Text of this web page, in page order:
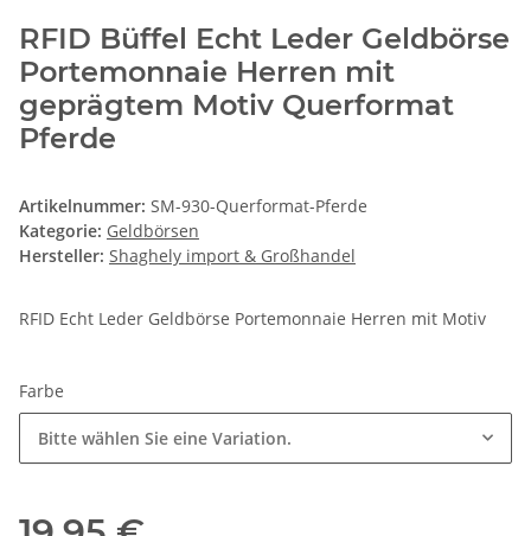
RFID Büffel Echt Leder Geldbörse
Portemonnaie Herren mit
geprägtem Motiv Querformat
Pferde
Artikelnummer: SM-930-Querformat-Pferde
Kategorie: Geldbörsen
Hersteller: Shaghely import & Großhandel
RFID Echt Leder Geldbörse Portemonnaie Herren mit Motiv
Farbe
Bitte wählen Sie eine Variation.